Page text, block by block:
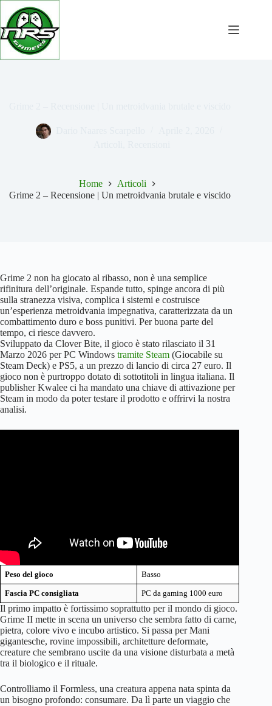
Salta
contenuto
Home
Articoli
Grime 2 – Recensione | Un metroidvania brutale e viscido
Grime 2 non ha giocato al ribasso, non è una semplice
rifinitura dell’originale. Espande tutto, spinge ancora di più
sulla stranezza visiva, complica i sistemi e costruisce
un’esperienza metroidvania impegnativa, caratterizzata da un
combattimento duro e boss punitivi. Per buona parte del
tempo, ci riesce davvero.
Sviluppato da Clover Bite, il gioco è stato rilasciato il 31
Marzo 2026 per PC Windows tramite Steam (Giocabile su
Steam Deck) e PS5, a un prezzo di lancio di circa 27 euro. Il
gioco non è purtroppo dotato di sottotitoli in lingua italiana. Il
publisher Kwalee ci ha mandato una chiave di attivazione per
Steam in modo da poter testare il prodotto e offrirvi la nostra
analisi.
Peso del gioco Basso
Fascia PC consigliata PC da gaming 1000 euro
Il primo impatto è fortissimo soprattutto per il mondo di gioco.
Grime II mette in scena un universo che sembra fatto di carne,
pietra, colore vivo e incubo artistico. Si passa per Mani
gigantesche, rovine impossibili, architetture deformate,
creature che sembrano uscite da una visione disturbata a metà
tra il biologico e il rituale.
Controlliamo il Formless, una creatura appena nata spinta da
un bisogno profondo: consumare. Da lì parte un viaggio che